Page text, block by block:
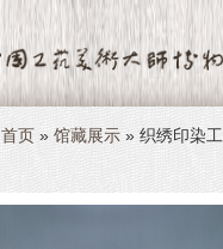
首页» 馆藏展示» 织绣印染工